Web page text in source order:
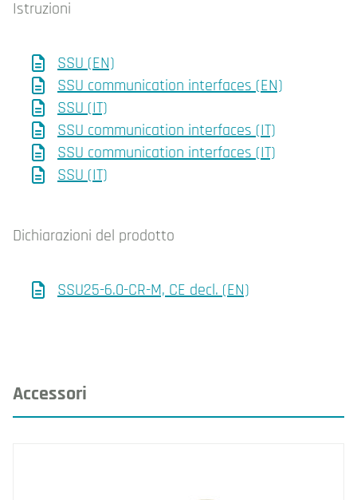
Istruzioni
SSU (EN)
SSU communication interfaces (EN)
SSU (IT)
SSU communication interfaces (IT)
SSU communication interfaces (IT)
SSU (IT)
Dichiarazioni del prodotto
SSU25-6.0-CR-M, CE decl. (EN)
Accessori